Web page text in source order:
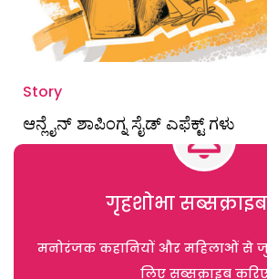
Story
ಆನ್ಲೈನ್ ಶಾಪಿಂಗ್ನ ಸೈಡ್ ಎಫೆಕ್ಟ್ ಗಳು
गृहशोभा
मनोरंजक कहानियों और महिलाओं से
लिए सब्सक्राइब